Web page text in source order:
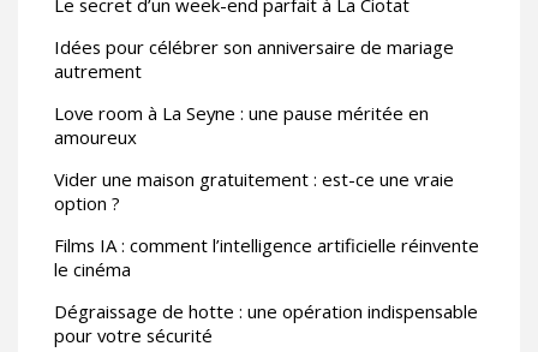
Idées pour célébrer son anniversaire de mariage
autrement
Love room à La Seyne : une pause méritée en
amoureux
Vider une maison gratuitement : est-ce une vraie
option ?
Films IA : comment l’intelligence artificielle réinvente
le cinéma
Dégraissage de hotte : une opération indispensable
pour votre sécurité